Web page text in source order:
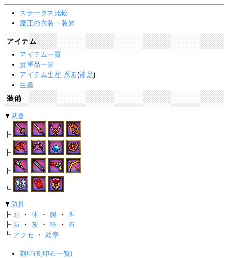
ステータス比較
魔王の衣装・装飾
アイテム
アイテム一覧
貴重品一覧
アイテム生産‐系図 (補足)
生産
装備
▼ 武器
┣
┣
┣
┗
▼ 防具
┣頭 ・体 ・ 腕 ・ 脚
┣ 防 ・攻 ・軽 ・布
┗ アクセ ・紋章
刻印(刻印石一覧)